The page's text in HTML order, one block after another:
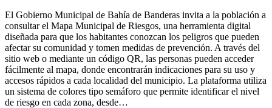
El Gobierno Municipal de Bahía de Banderas invita a la población a
consultar el Mapa Municipal de Riesgos, una herramienta digital
diseñada para que los habitantes conozcan los peligros que pueden
afectar su comunidad y tomen medidas de prevención. A través del
sitio web o mediante un código QR, las personas pueden acceder
fácilmente al mapa, donde encontrarán indicaciones para su uso y
accesos rápidos a cada localidad del municipio. La plataforma utiliza
un sistema de colores tipo semáforo que permite identificar el nivel
de riesgo en cada zona, desde…